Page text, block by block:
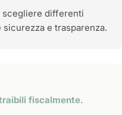
scegliere differenti
e trasparenza.
fiscalmente.